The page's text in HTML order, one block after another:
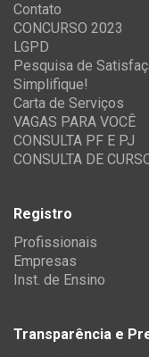
Contato
CONCURSO 2023
LGPD
Pesquisa de
Simplifique!
Carta de Serviços
VAGAS PARA VOCÊ
CONSULTA PF E PJ
CONSULTA DE
Registro
Profissionais
Empresas
Inst. de Ensino
Transparência e